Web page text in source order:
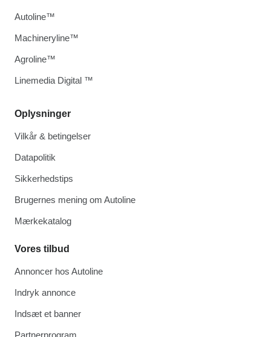
Oplysninger
Vilkår & betingelser
Datapolitik
Sikkerhedstips
Brugernes mening om Autoline
Mærkekatalog
Vores tilbud
Annoncer hos Autoline
Indryk annonce
Indsæt et banner
Autoline™
Machineryline™
Agroline™
Linemedia Digital ™